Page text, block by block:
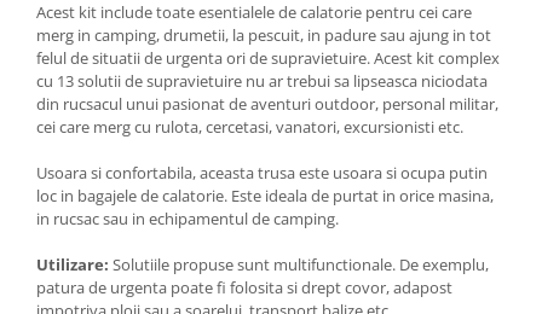
Acest kit include toate esentialele de calatorie pentru cei care
merg in camping, drumetii, la pescuit, in padure sau ajung in tot
felul de situatii de urgenta ori de supravietuire. Acest kit complex
cu 13 solutii de supravietuire nu ar trebui sa lipseasca niciodata
din rucsacul unui pasionat de aventuri outdoor, personal militar,
cei care merg cu rulota, cercetasi, vanatori, excursionisti etc.
Usoara si confortabila, aceasta trusa este usoara si ocupa putin
loc in bagajele de calatorie. Este ideala de purtat in orice masina,
in rucsac sau in echipamentul de camping.
Utilizare: Solutiile propuse sunt multifunctionale. De exemplu,
patura de urgenta poate fi folosita si drept covor, adapost